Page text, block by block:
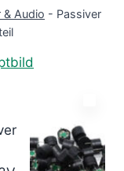
& Audio - Passiver